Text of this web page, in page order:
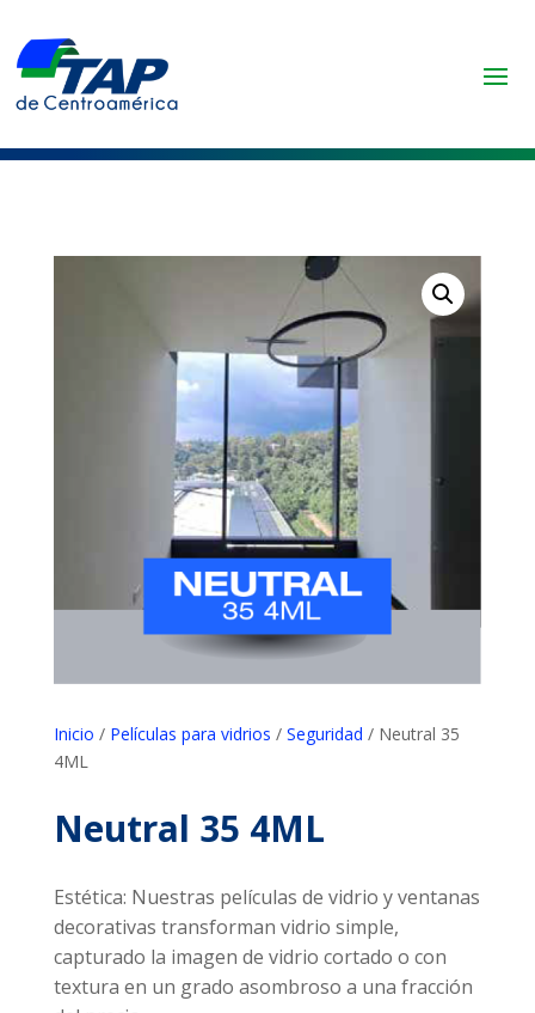
Inicio / Películas para vidrios / Seguridad / Neutral 35
4ML
Neutral 35 4ML
Estética: Nuestras películas de vidrio y ventanas
decorativas transforman vidrio simple,
capturado la imagen de vidrio cortado o con
textura en un grado asombroso a una fracción